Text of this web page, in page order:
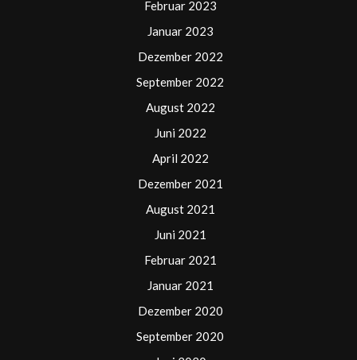
Februar 2023
Januar 2023
Dezember 2022
September 2022
August 2022
Juni 2022
April 2022
Dezember 2021
August 2021
Juni 2021
Februar 2021
Januar 2021
Dezember 2020
September 2020